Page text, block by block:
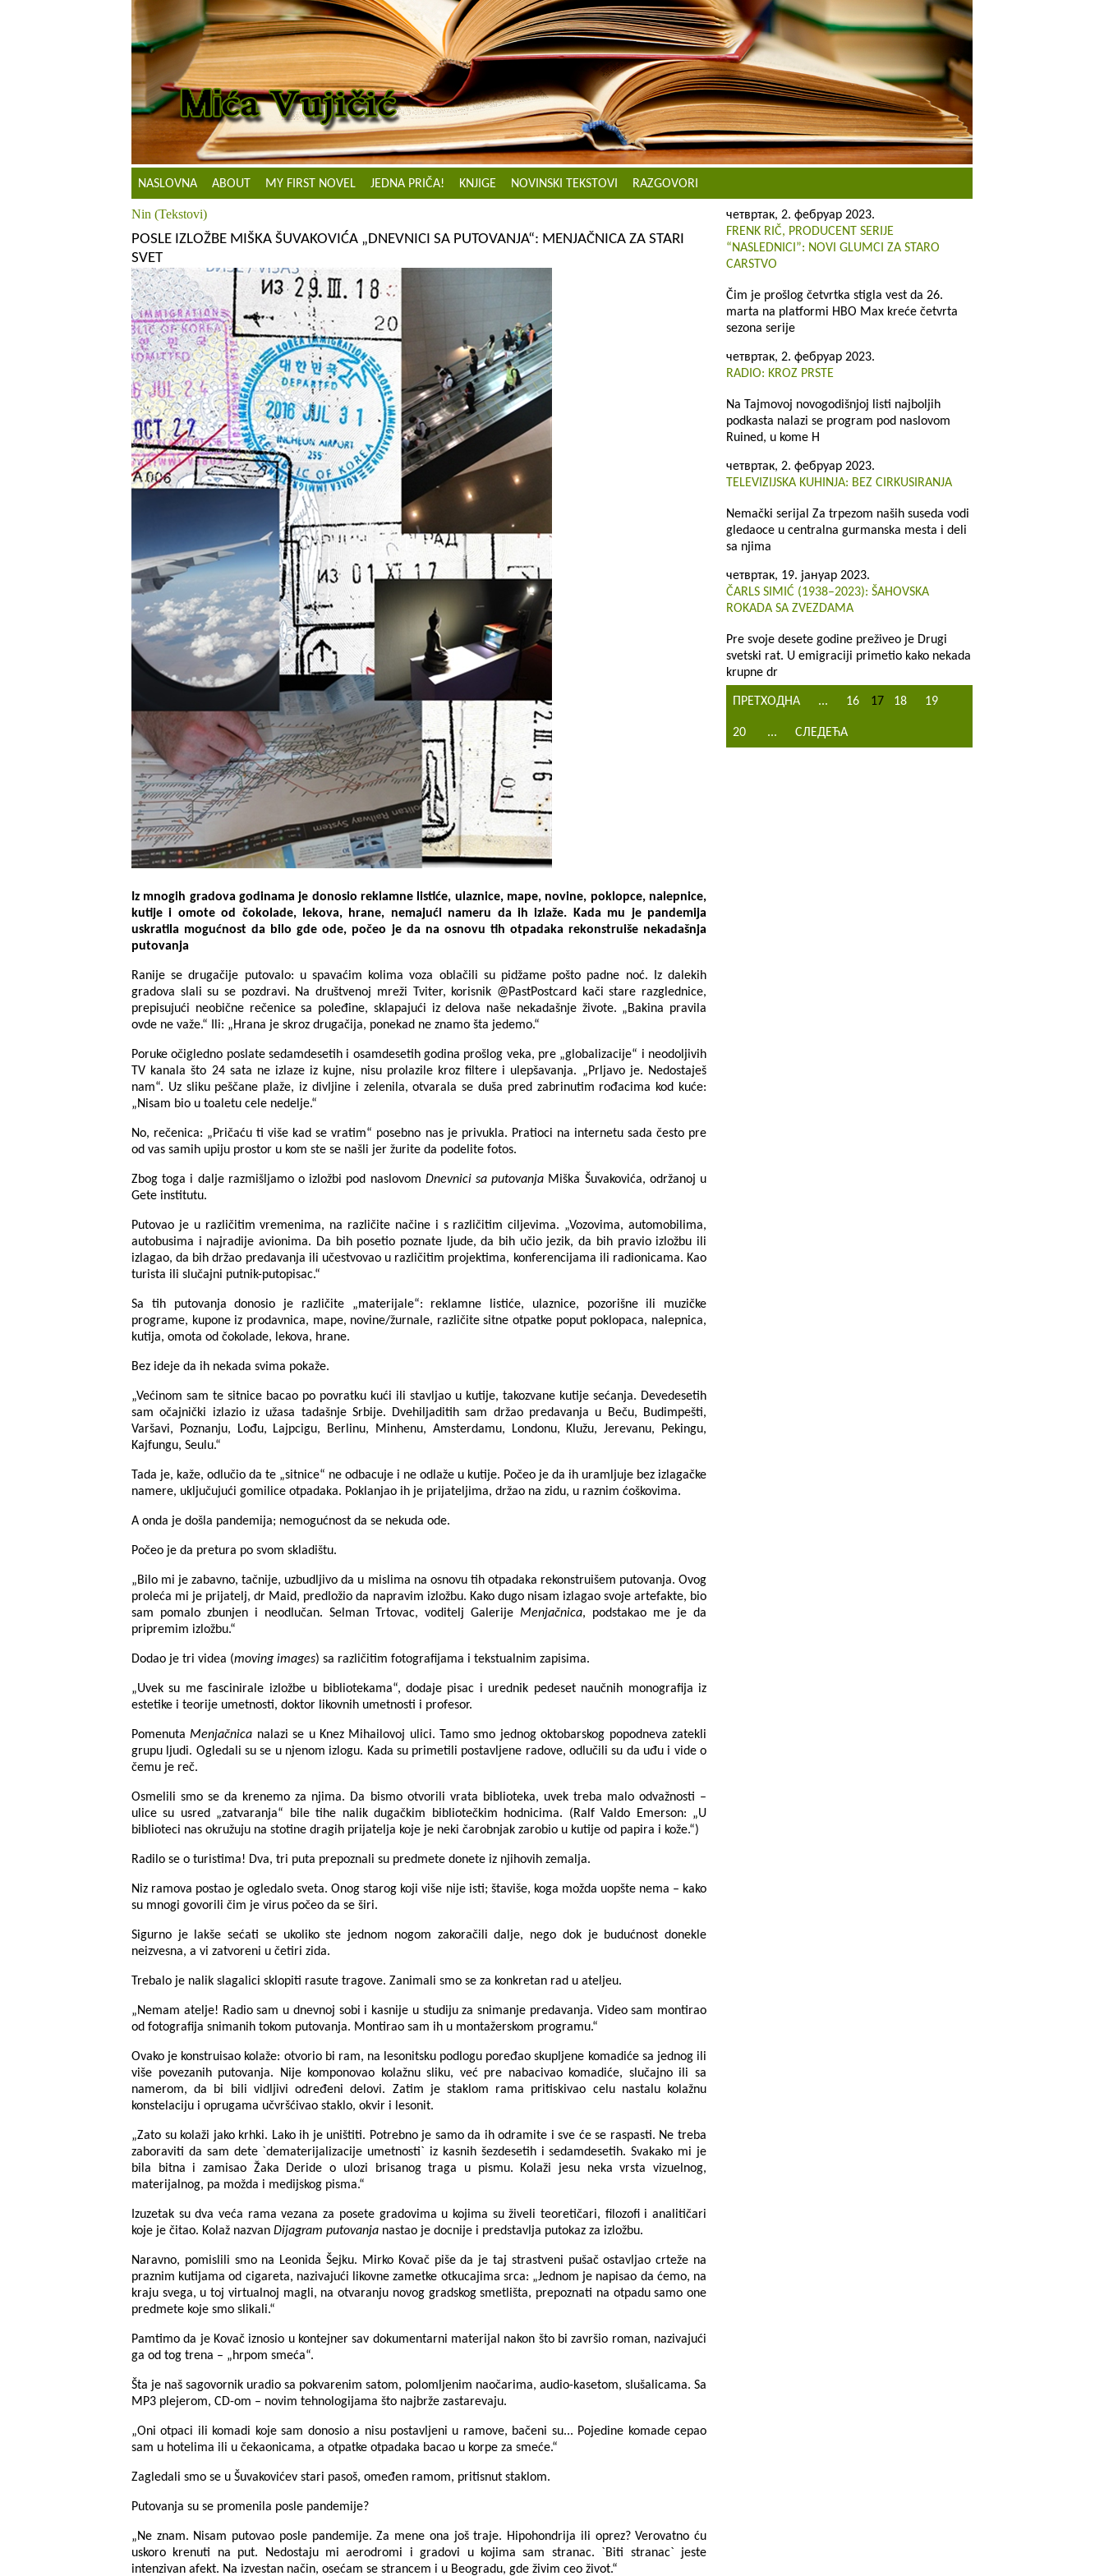
NASLOVNA ABOUT MY FIRST NOVEL JEDNA PRIČA! KNJIGE NOVINSKI TEKSTOVI RAZGOVORI
Nin (Tekstovi)
POSLE IZLOŽBE MIŠKA ŠUVAKOVIĆA „DNEVNICI SA PUTOVANJA“: MENJAČNICA ZA STARI
SVET
Iz mnogih gradova godinama je donosio reklamne listiće, ulaznice, mape, novine, poklopce, nalepnice,
kutije i omote od čokolade, lekova, hrane, nemajući nameru da ih izlaže. Kada mu je pandemija
uskratila mogućnost da bilo gde ode, počeo je da na osnovu tih otpadaka rekonstruiše nekadašnja
putovanja
Ranije se drugačije putovalo: u spavaćim kolima voza oblačili su pidžame pošto padne noć. Iz dalekih
gradova slali su se pozdravi. Na društvenoj mreži Tviter, korisnik @PastPostcard kači stare razglednice,
prepisujući neobične rečenice sa poleđine, sklapajući iz delova naše nekadašnje živote. „Bakina pravila
ovde ne važe.“ Ili: „Hrana je skroz drugačija, ponekad ne znamo šta jedemo.“
Poruke očigledno poslate sedamdesetih i osamdesetih godina prošlog veka, pre „globalizacije“ i neodoljivih
TV kanala što 24 sata ne izlaze iz kujne, nisu prolazile kroz filtere i ulepšavanja. „Prljavo je. Nedostaješ
nam“. Uz sliku peščane plaže, iz divljine i zelenila, otvarala se duša pred zabrinutim rođacima kod kuće:
„Nisam bio u toaletu cele nedelje.“
No, rečenica: „Pričaću ti više kad se vratim“ posebno nas je privukla. Pratioci na internetu sada često pre
od vas samih upiju prostor u kom ste se našli jer žurite da podelite fotos.
Zbog toga i dalje razmišljamo o izložbi pod naslovom Dnevnici sa putovanja Miška Šuvakovića, održanoj u
Gete institutu.
Putovao je u različitim vremenima, na različite načine i s različitim ciljevima. „Vozovima, automobilima,
autobusima i najradije avionima. Da bih posetio poznate ljude, da bih učio jezik, da bih pravio izložbu ili
izlagao, da bih držao predavanja ili učestvovao u različitim projektima, konferencijama ili radionicama. Kao
turista ili slučajni putnik-putopisac.“
Sa tih putovanja donosio je različite „materijale“: reklamne listiće, ulaznice, pozorišne ili muzičke
programe, kupone iz prodavnica, mape, novine/žurnale, različite sitne otpatke poput poklopaca, nalepnica,
kutija, omota od čokolade, lekova, hrane.
Bez ideje da ih nekada svima pokaže.
„Većinom sam te sitnice bacao po povratku kući ili stavljao u kutije, takozvane kutije sećanja. Devedesetih
sam očajnički izlazio iz užasa tadašnje Srbije. Dvehiljaditih sam držao predavanja u Beču, Budimpešti,
Varšavi, Poznanju, Lođu, Lajpcigu, Berlinu, Minhenu, Amsterdamu, Londonu, Klužu, Jerevanu, Pekingu,
Kajfungu, Seulu.“
Tada je, kaže, odlučio da te „sitnice“ ne odbacuje i ne odlaže u kutije. Počeo je da ih uramljuje bez izlagačke
namere, uključujući gomilice otpadaka. Poklanjao ih je prijateljima, držao na zidu, u raznim ćoškovima.
A onda je došla pandemija; nemogućnost da se nekuda ode.
Počeo je da pretura po svom skladištu.
„Bilo mi je zabavno, tačnije, uzbudljivo da u mislima na osnovu tih otpadaka rekonstruišem putovanja. Ovog
proleća mi je prijatelj, dr Maid, predložio da napravim izložbu. Kako dugo nisam izlagao svoje artefakte, bio
sam pomalo zbunjen i neodlučan. Selman Trtovac, voditelj Galerije Menjačnica, podstakao me je da
pripremim izložbu.“
Dodao je tri videa (moving images) sa različitim fotografijama i tekstualnim zapisima.
„Uvek su me fascinirale izložbe u bibliotekama“, dodaje pisac i urednik pedeset naučnih monografija iz
estetike i teorije umetnosti, doktor likovnih umetnosti i profesor.
PomenutaMenjačnica nalazi se u Knez Mihailovoj ulici. Tamo smo jednog oktobarskog popodneva zatekli
grupu ljudi. Ogledali su se u njenom izlogu. Kada su primetili postavljene radove, odlučili su da uđu i vide o
čemu je reč.
Osmelili smo se da krenemo za njima. Da bismo otvorili vrata biblioteka, uvek treba malo odvažnosti –
ulice su usred „zatvaranja“ bile tihe nalik dugačkim bibliotečkim hodnicima. (Ralf Valdo Emerson: „U
biblioteci nas okružuju na stotine dragih prijatelja koje je neki čarobnjak zarobio u kutije od papira i kože.“)
Radilo se o turistima! Dva, tri puta prepoznali su predmete donete iz njihovih zemalja.
Niz ramova postao je ogledalo sveta. Onog starog koji više nije isti; štaviše, koga možda uopšte nema – kako
su mnogi govorili čim je virus počeo da se širi.
Sigurno je lakše sećati se ukoliko ste jednom nogom zakoračili dalje, nego dok je budućnost donekle
neizvesna, a vi zatvoreni u četiri zida.
Trebalo je nalik slagalici sklopiti rasute tragove. Zanimali smo se za konkretan rad u ateljeu.
„Nemam atelje! Radio sam u dnevnoj sobi i kasnije u studiju za snimanje predavanja. Video sam montirao
od fotografija snimanih tokom putovanja. Montirao sam ih u montažerskom programu.“
Ovako je konstruisao kolaže: otvorio bi ram, na lesonitsku podlogu poređao skupljene komadiće sa jednog ili
više povezanih putovanja. Nije komponovao kolažnu sliku, već pre nabacivao komadiće, slučajno ili sa
namerom, da bi bili vidljivi određeni delovi. Zatim je staklom rama pritiskivao celu nastalu kolažnu
konstelaciju i oprugama učvršćivao staklo, okvir i lesonit.
„Zato su kolaži jako krhki. Lako ih je uništiti. Potrebno je samo da ih odramite i sve će se raspasti. Ne treba
zaboraviti da sam dete `dematerijalizacije umetnosti` iz kasnih šezdesetih i sedamdesetih. Svakako mi je
bila bitna i zamisao Žaka Deride o ulozi brisanog traga u pismu. Kolaži jesu neka vrsta vizuelnog,
materijalnog, pa možda i medijskog pisma.“
Izuzetak su dva veća rama vezana za posete gradovima u kojima su živeli teoretičari, filozofi i analitičari
koje je čitao. Kolaž nazvan Dijagram putovanja nastao je docnije i predstavlja putokaz za izložbu.
Naravno, pomislili smo na Leonida Šejku. Mirko Kovač piše da je taj strastveni pušač ostavljao crteže na
praznim kutijama od cigareta, nazivajući likovne zametke otkucajima srca: „Jednom je napisao da ćemo, na
kraju svega, u toj virtualnoj magli, na otvaranju novog gradskog smetlišta, prepoznati na otpadu samo one
predmete koje smo slikali.“
Pamtimo da je Kovač iznosio u kontejner sav dokumentarni materijal nakon što bi završio roman, nazivajući
ga od tog trena – „hrpom smeća“.
Šta je naš sagovornik uradio sa pokvarenim satom, polomljenim naočarima, audio-kasetom, slušalicama. Sa
MP3 plejerom, CD-om – novim tehnologijama što najbrže zastarevaju.
„Oni otpaci ili komadi koje sam donosio a nisu postavljeni u ramove, bačeni su... Pojedine komade cepao
sam u hotelima ili u čekaonicama, a otpatke otpadaka bacao u korpe za smeće.“
Zagledali smo se u Šuvakovićev stari pasoš, omeđen ramom, pritisnut staklom.
Putovanja su se promenila posle pandemije?
„Ne znam. Nisam putovao posle pandemije. Za mene ona još traje. Hipohondrija ili oprez? Verovatno ću
uskoro krenuti na put. Nedostaju mi aerodromi i gradovi u kojima sam stranac. `Biti stranac` jeste
intenzivan afekt. Na izvestan način, osećam se strancem i u Beogradu, gde živim ceo život.“
четвртак, 2. фебруар 2023.
FRENK RIČ, PRODUCENT SERIJE
“NASLEDNICI”: NOVI GLUMCI ZA STARO
CARSTVO
Čim je prošlog četvrtka stigla vest da 26.
marta na platformi HBO Max kreće četvrta
sezona serije
четвртак, 2. фебруар 2023.
RADIO: KROZ PRSTE
Na Tajmovoj novogodišnjoj listi najboljih
podkasta nalazi se program pod naslovom
Ruined, u kome H
четвртак, 2. фебруар 2023.
TELEVIZIJSKA KUHINJA: BEZ CIRKUSIRANJA
Nemački serijal Za trpezom naših suseda vodi
gledaoce u centralna gurmanska mesta i deli
sa njima
четвртак, 19. јануар 2023.
ČARLS SIMIĆ (1938–2023): ŠAHOVSKA
ROKADA SA ZVEZDAMA
Pre svoje desete godine preživeo je Drugi
svetski rat. U emigraciji primetio kako nekada
krupne dr
ПРЕТХОДНА ... 16 17 18 19
20 ... СЛЕДЕЋА